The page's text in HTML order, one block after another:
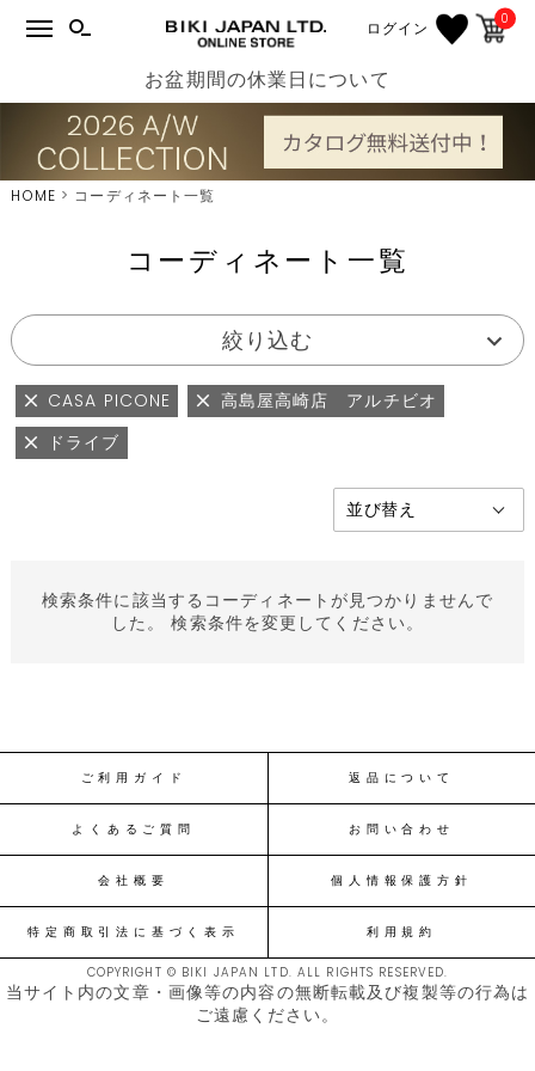
ログイン 0
お盆期間の休業日について
HOME コーディネート一覧
コーディネート一覧
絞り込む
CASA PICONE
高島屋高崎店 アルチビオ
ドライブ
検索条件に該当するコーディネートが見つかりませんで
した。 検索条件を変更してください。
ご利用ガイド 返品について
よくあるご質問 お問い合わせ
会社概要 個人情報保護方針
特定商取引法に基づく表示 利用規約
COPYRIGHT © BIKI JAPAN LTD. ALL RIGHTS RESERVED.
当サイト内の文章・画像等の内容の無断転載及び複製等の行為は
ご遠慮ください。